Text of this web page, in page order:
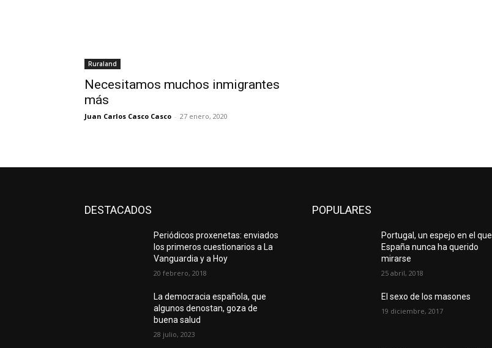
Ruraland
Necesitamos muchos inmigrantes
más
Juan Carlos Casco Casco - 27 enero, 2020
DESTACADOS
Periódicos proxenetas: enviados
los primeros cuestionarios a La
Vanguardia y a Hoy
20 febrero, 2018
La democracia española, que
algunos denostan, goza de
buena salud
28 julio, 2023
POPULARES
Portugal, un espejo en el que
España nunca ha querido
mirarse
25 abril, 2018
El sexo de los masones
19 diciembre, 2017